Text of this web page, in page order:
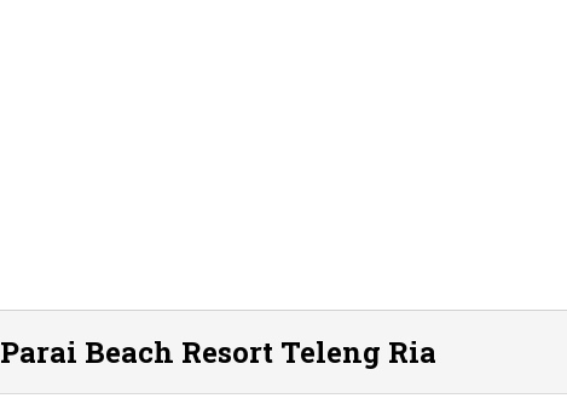
Parai Beach Resort Teleng Ria